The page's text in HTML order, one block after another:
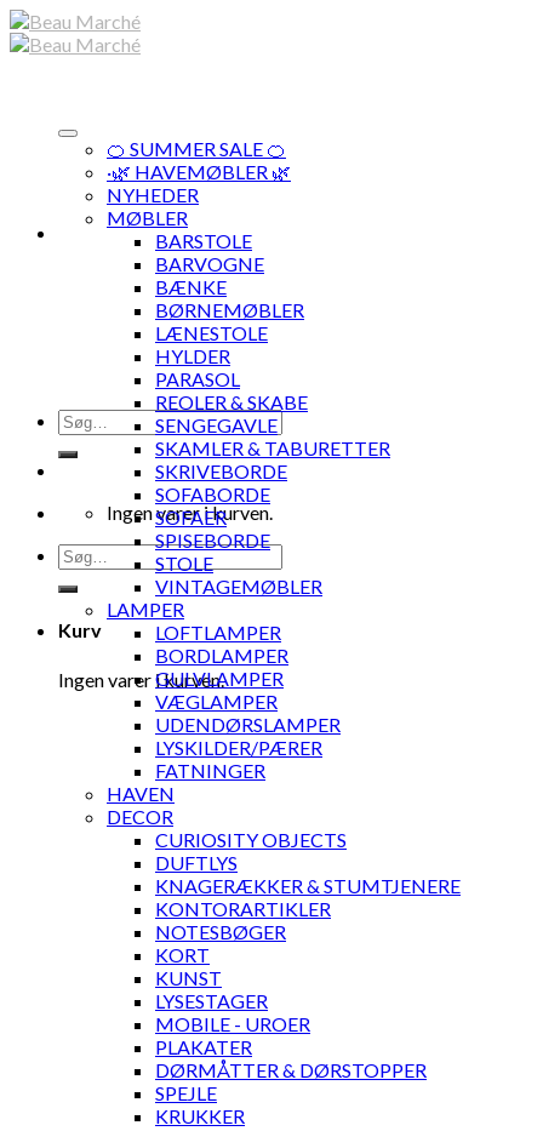
Skip
to
Søg
efter:
Ingen varer i kurven.
Søg
efter:
Kurv
Ingen varer i kurven.
🍊 SUMMER SALE 🍊
·🌿 HAVEMØBLER 🌿
NYHEDER
MØBLER
BARSTOLE
BARVOGNE
BÆNKE
BØRNEMØBLER
LÆNESTOLE
HYLDER
PARASOL
REOLER & SKABE
SENGEGAVLE
SKAMLER & TABURETTER
SKRIVEBORDE
SOFABORDE
SOFAER
SPISEBORDE
STOLE
VINTAGEMØBLER
LAMPER
LOFTLAMPER
BORDLAMPER
GULVLAMPER
VÆGLAMPER
UDENDØRSLAMPER
LYSKILDER/PÆRER
FATNINGER
HAVEN
DECOR
CURIOSITY OBJECTS
DUFTLYS
KNAGERÆKKER & STUMTJENERE
KONTORARTIKLER
NOTESBØGER
KORT
KUNST
LYSESTAGER
MOBILE - UROER
PLAKATER
DØRMÅTTER & DØRSTOPPER
SPEJLE
KRUKKER